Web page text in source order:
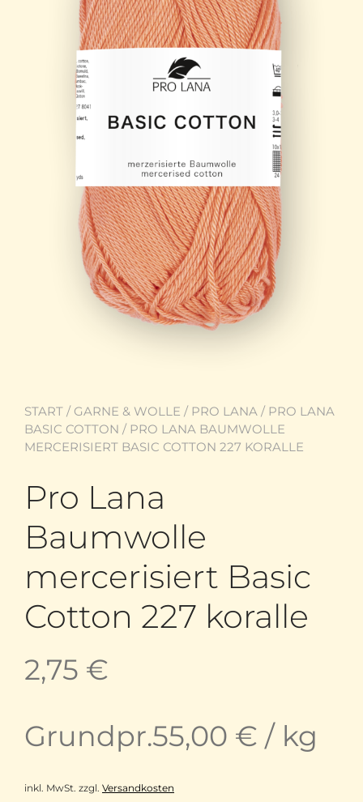
START / GARNE & WOLLE / PRO LANA / PRO LANA
BASIC COTTON / PRO LANA BAUMWOLLE
MERCERISIERT BASIC COTTON 227 KORALLE
Pro Lana
Baumwolle
mercerisiert Basic
Cotton 227 koralle
2,75 €
Grundpr.55,00 € / kg
inkl. MwSt. zzgl. Versandkosten